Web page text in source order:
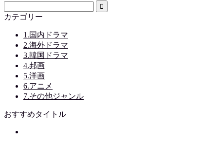
カテゴリー
1.国内ドラマ
2.海外ドラマ
3.韓国ドラマ
4.邦画
5.洋画
6.アニメ
7.その他ジャンル
おすすめタイトル